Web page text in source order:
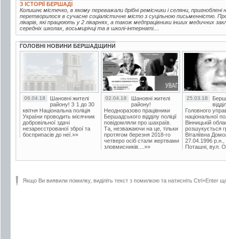
З ІСТОРІЇ БЕРШАДІ
Колишнє містечко, в якому переважали дрібні ремісники і селяни,
перетворилося в сучасне соціалістичне місто з суцільною письменністю.
лікарів, які працюють у 2 лікарнях, а також медпрацівники інших медичних
середніх школах, восьмирічці та в школі-інтернаті....
ГОЛОВНІ НОВИНИ БЕРШАДЩИНИ
06.04.18
Шановні жителі
району! З 1 до 30
квітня Національна поліція
України проводить місячник
добровільної здачі
незареєстрованої зброї та
боєприпасів до неї.»»
02.04.18
Шановні жителі
району!
Неодноразово працівники
Бершадського відділу поліції
повідомляли про шахраїв.
Та, незважаючи на це, тільки
протягом березня 2018-го
четверо осіб стали жертвами
зловмисників....»»
25.03.18
Головного
національної
Вінницькій
розшукується
Віталіївна
27.04.1996 р.н.,
Поташні, вул.
Якщо Ви виявили помилку, виділіть текст з помилкою та натисніть Ctrl+Enter